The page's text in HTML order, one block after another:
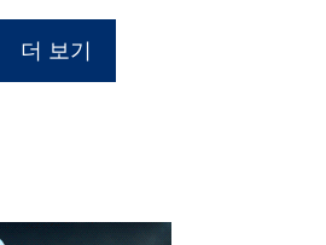
더 보기